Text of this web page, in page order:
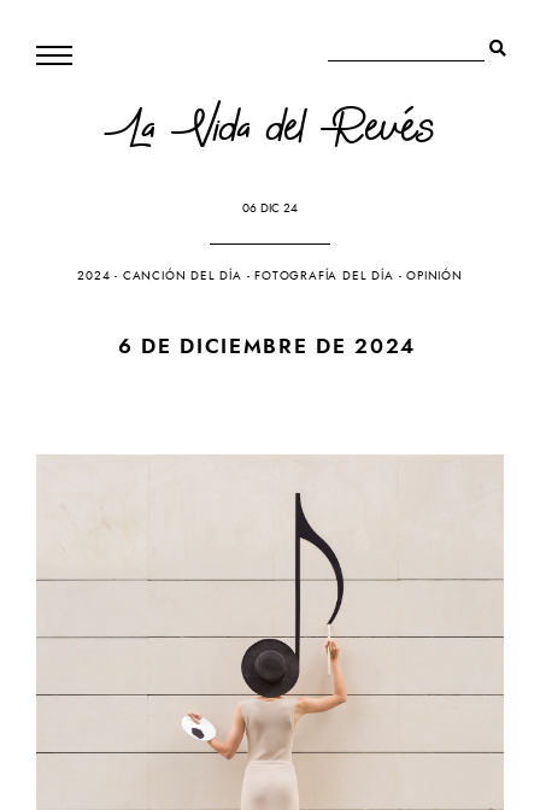
La Vida del Revés
06 DIC 24
2024 - CANCIÓN DEL DÍA -FOTOGRAFÍA DEL DÍA -OPINIÓN
6 DE DICIEMBRE DE 2024